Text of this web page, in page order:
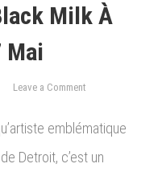
Milk À
Mai
Leave a Comment
Black
emblématique
Detroit, c’est un